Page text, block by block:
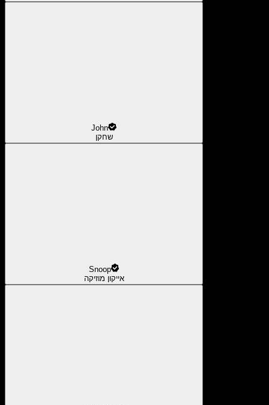
John
שחקן
Snoop
אייקון מוזיקה